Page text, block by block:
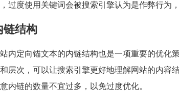
过度使用关键词会被搜索引擎认为是作弊行为
链结构
站内定向锚文本的内链结构也是一项重要的优化
层次，可以让搜索引擎更好地理解网站的内容
内链的数量不宜过多，以免过度优化。